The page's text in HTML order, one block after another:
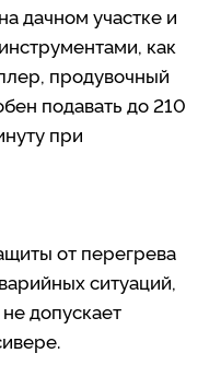
дачном участке и
как
продувочный
подавать до 210
при
от перегрева
ситуаций,
допускает